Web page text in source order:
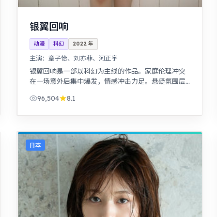
银翼回响
动漫 科幻 2022 年
主演： 章子怡、刘亦菲、河正宇
银翼回响是一部以科幻为主线的作品。家庭伦理冲突
在一场意外后集中爆发，情感冲击力足。悬疑氛围层
96,504
8.1
日本